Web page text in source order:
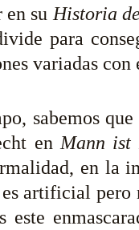
su Historia
para
variadas
sabemos
en Mann ist
en la
artificial pero